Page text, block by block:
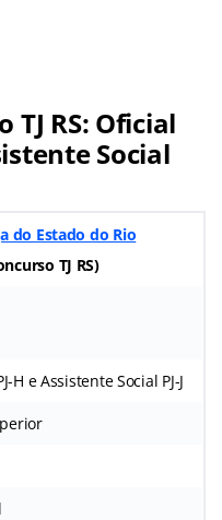
TJ RS: Oficial
Social
do Estado do Rio
TJ RS)
H e Assistente Social PJ-J